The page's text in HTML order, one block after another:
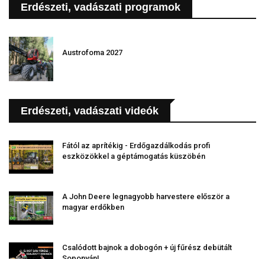
Erdészeti, vadászati programok
Austrofoma 2027
Erdészeti, vadászati videók
Fától az aprítékig - Erdőgazdálkodás profi
eszközökkel a géptámogatás küszöbén
A John Deere legnagyobb harvestere először a
magyar erdőkben
Csalódott bajnok a dobogón + új fűrész debütált